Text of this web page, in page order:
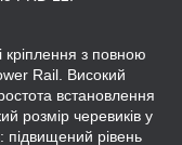
кріплення з повною
Rail. Високий
встановлення
розмір черевиків у
підвищений рівень